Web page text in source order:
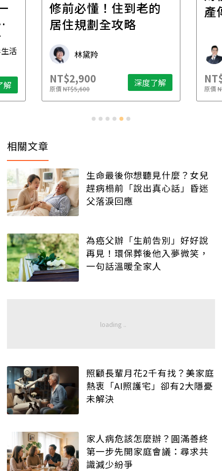
活
解
修前必懂！住到老的
居住規劃全攻略
林黛羚
NT$2,900
原價NT$5,600 深度了解
產
原價
相關文章
生命最後你想聽見什麼？女兒
趕病榻前「說出真心話」昏迷
父落淚回應
為癌父辦「生前告別」好好說
再見！環保葬後他入夢微笑，
一句話溫暖全家人
照顧長輩月花2千有找？美家庭
熱衷「AI照護宅」卻有2大隱憂
未解決
家人病危該怎麼辦？圓滿善終
第一步先開家庭會議：尋求共
識減少紛爭